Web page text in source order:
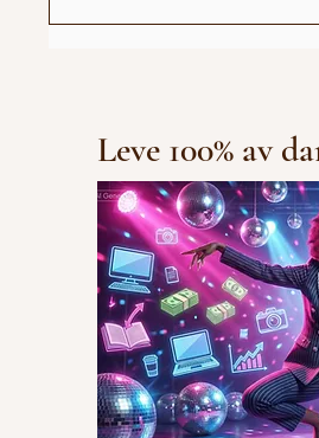
Fresh new set choreo
Leve 100% av